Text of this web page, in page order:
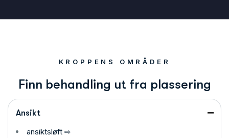
KROPPENS OMRÅDER
Finn behandling ut fra plassering
Ansikt
ansiktsløft ⇨